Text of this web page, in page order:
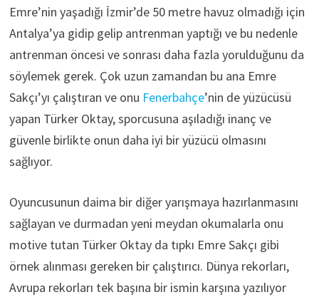
Emre’nin yaşadığı İzmir’de 50 metre havuz olmadığı için
Antalya’ya gidip gelip antrenman yaptığı ve bu nedenle
antrenman öncesi ve sonrası daha fazla yorulduğunu da
söylemek gerek. Çok uzun zamandan bu ana Emre
Sakçı’yı çalıştıran ve onu Fenerbahçe’nin de yüzücüsü
yapan Türker Oktay, sporcusuna aşıladığı inanç ve
güvenle birlikte onun daha iyi bir yüzücü olmasını
sağlıyor.
Oyuncusunun daima bir diğer yarışmaya hazırlanmasını
sağlayan ve durmadan yeni meydan okumalarla onu
motive tutan Türker Oktay da tıpkı Emre Sakçı gibi
örnek alınması gereken bir çalıştırıcı. Dünya rekorları,
Avrupa rekorları tek başına bir ismin karşına yazılıyor